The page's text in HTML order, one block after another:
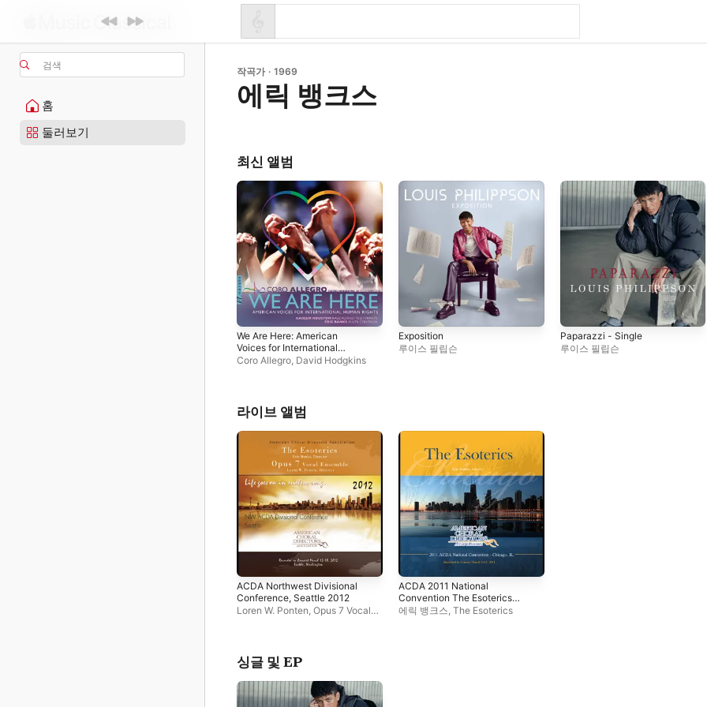
검색
홈
둘러보기
작곡가 · 1969
에릭 뱅크스
최신 앨범
We Are Here: American
Voices for International
Human Rights
Coro Allegro David Hodgkins
Exposition
루이스 필립슨
Paparazzi - Single
루이스 필립슨
라이브 앨범
ACDA Northwest Divisional
Conference, Seattle 2012
Loren W. Ponten Opus 7 Vocal
ACDA 2011 National
Convention The Esoterics
(Live)
에릭 뱅크스 The Esoterics
싱글 및 EP